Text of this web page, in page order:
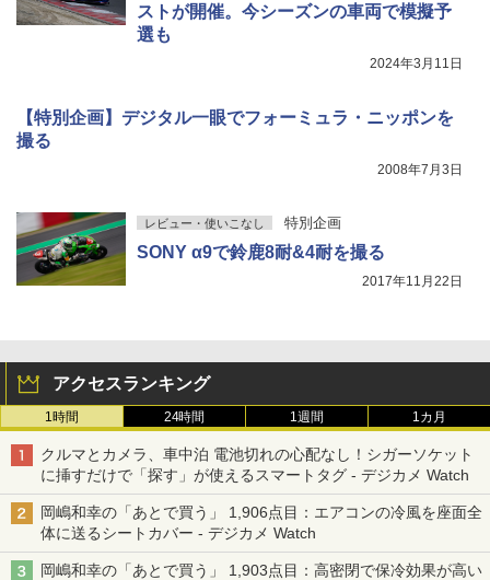
ストが開催。今シーズンの車両で模擬予
選も
2024年3月11日
【特別企画】デジタル一眼でフォーミュラ・ニッポンを
撮る
2008年7月3日
レビュー・使いこなし 特別企画
SONY α9で鈴鹿8耐&4耐を撮る
2017年11月22日
アクセスランキング
1時間 24時間 1週間 1カ月
クルマとカメラ、車中泊 電池切れの心配なし！シガーソケット
に挿すだけで「探す」が使えるスマートタグ - デジカメ Watch
岡嶋和幸の「あとで買う」 1,906点目：エアコンの冷風を座面全
体に送るシートカバー - デジカメ Watch
岡嶋和幸の「あとで買う」 1,903点目：高密閉で保冷効果が高い